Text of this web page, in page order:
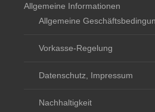
Allgemeine Informationen
Allgemeine
Vorkasse-Regelung
Datenschutz, Impressum
Nachhaltigkeit